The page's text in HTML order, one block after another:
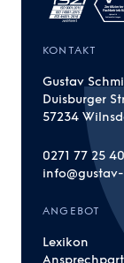
KONTAKT
Gustav
Duisburger
57234
0271 77 25 40
ANGEBOT
Lexikon